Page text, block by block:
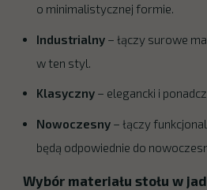
o minimalistycznej formie.
Industrialny– łączy surowe
w ten styl.
Klasyczny– elegancki i
Nowoczesny– łączy
będą odpowiednie do
Wybór materiału stołu w